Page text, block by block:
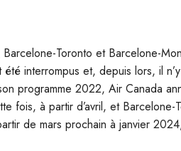
Toronto et Barcelone-
interrompus et, depuis lors, il
programme 2022, Air Canada
fois, à partir d’avril, et
de mars prochain à janvier